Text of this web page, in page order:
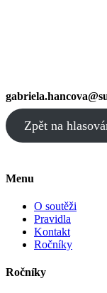
Zpět na
Menu
O soutěži
Pravidla
Kontakt
Ročníky
Ročníky